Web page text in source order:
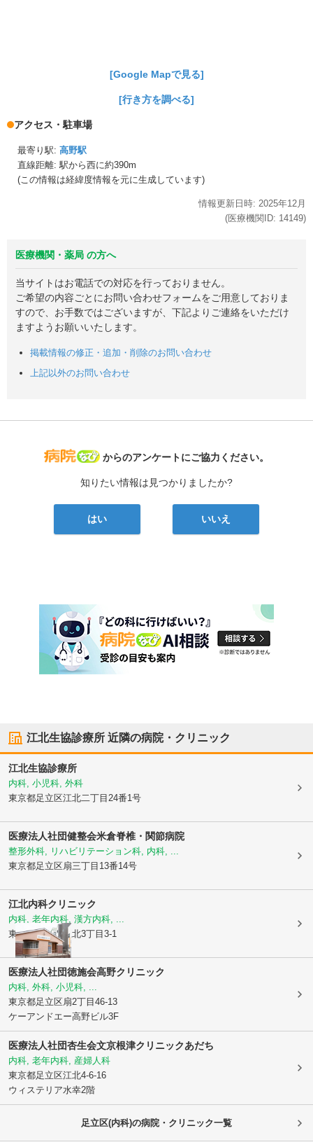
[Google Mapで見る]
[行き方を調べる]
アクセス・駐車場
最寄り駅: 高野駅
直線距離: 駅から西に約390m
(この情報は経緯度情報を元に生成しています)
情報更新日時: 2025年12月
(医療機関ID: 14149)
医療機関・薬局 の方へ
当サイトはお電話での対応を行っておりません。
ご希望の内容ごとにお問い合わせフォームをご用意しておりま
すので、お手数ではございますが、下記よりご連絡をいただけ
ますようお願いいたします。
掲載情報の修正・追加・削除のお問い合わせ
上記以外のお問い合わせ
病院なび
からのアンケートにご協力ください。
知りたい情報は見つかりましたか?
はい いいえ
江北生協診療所 近隣の病院・クリニック
江北生協診療所
内科, 小児科, 外科
東京都足立区江北二丁目24番1号
医療法人社団健整会米倉脊椎・関節病院
整形外科, リハビリテーション科, 内科, ...
東京都足立区 扇三丁目13番14号
江北内科クリニック
内科, 老年内科, 漢方内科, ...
東京都足立区江北3丁目3-1
医療法人社団徳施会高野クリニック
内科, 外科, 小児科, ...
東京都足立区 扇2丁目46-13
ケーアンドエー高野ビル3F
医療法人社団杏生会文京根津クリニックあだち
内科, 老年内科, 産婦人科
東京都足立区江北4-6-16
ウィステリア水幸2階
足立区(内科)の病院・クリニック一覧